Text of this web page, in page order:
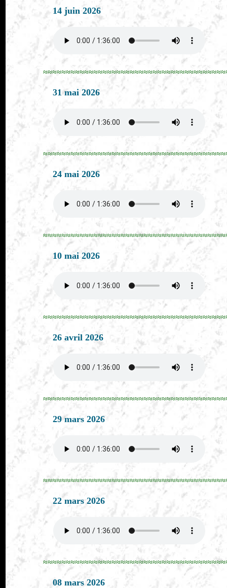
14 juin 2026
31 mai 2026
24 mai 2026
10 mai 2026
26 avril 2026
29 mars 2026
22 mars 2026
08 mars 2026